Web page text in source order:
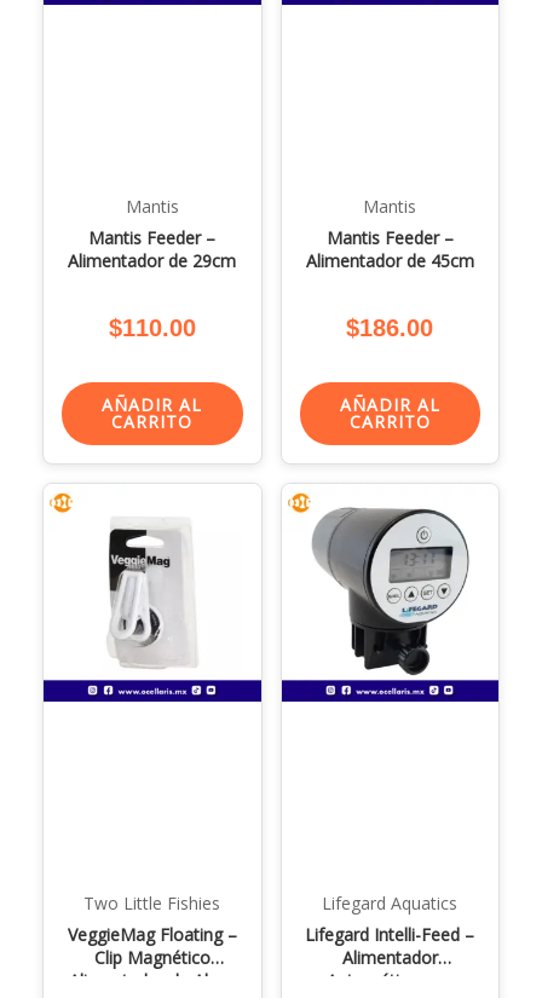
Mantis
Mantis Feeder –
Alimentador de 29cm
$110.00
AÑADIR AL
CARRITO
Mantis
Mantis Feeder –
Alimentador de 45cm
$186.00
AÑADIR AL
CARRITO
Two Little Fishies
VeggieMag Floating –
Clip Magnético
Alimentador de Algas
Lifegard Aquatics
Lifegard Intelli-Feed –
Alimentador
Automático con